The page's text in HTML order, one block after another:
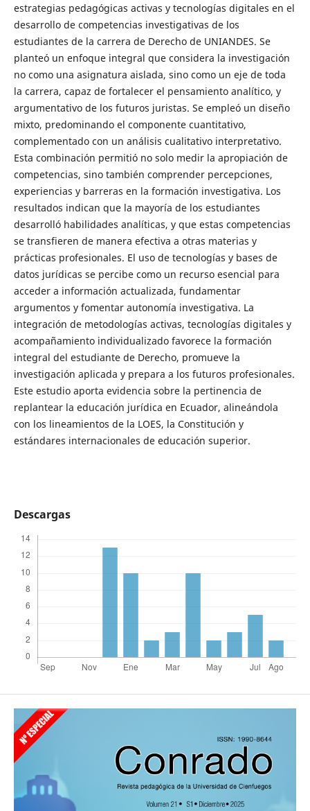
estrategias pedagógicas activas y tecnologías digitales en el
desarrollo de competencias investigativas de los
estudiantes de la carrera de Derecho de UNIANDES. Se
planteó un enfoque integral que considera la investigación
no como una asignatura aislada, sino como un eje de toda
la carrera, capaz de fortalecer el pensamiento analítico, y
argumentativo de los futuros juristas. Se empleó un diseño
mixto, predominando el componente cuantitativo,
complementado con un análisis cualitativo interpretativo.
Esta combinación permitió no solo medir la apropiación de
competencias, sino también comprender percepciones,
experiencias y barreras en la formación investigativa. Los
resultados indican que la mayoría de los estudiantes
desarrolló habilidades analíticas, y que estas competencias
se transfieren de manera efectiva a otras materias y
prácticas profesionales. El uso de tecnologías y bases de
datos jurídicas se percibe como un recurso esencial para
acceder a información actualizada, fundamentar
argumentos y fomentar autonomía investigativa. La
integración de metodologías activas, tecnologías digitales y
acompañamiento individualizado favorece la formación
integral del estudiante de Derecho, promueve la
investigación aplicada y prepara a los futuros profesionales.
Este estudio aporta evidencia sobre la pertinencia de
replantear la educación jurídica en Ecuador, alineándola
con los lineamientos de la LOES, la Constitución y
estándares internacionales de educación superior.
Descargas